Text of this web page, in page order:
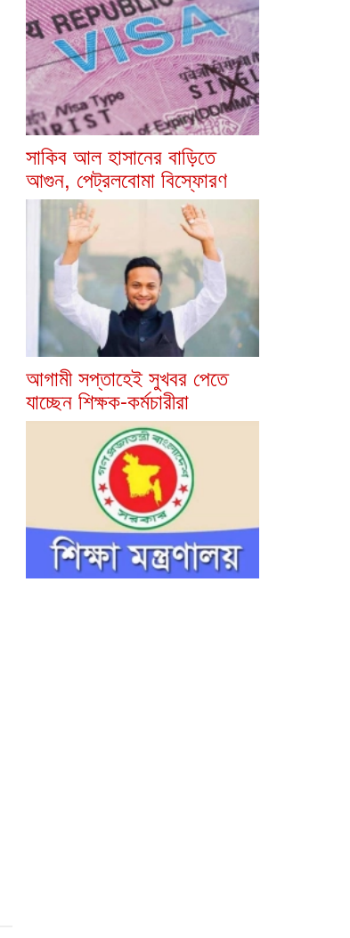
সাকিব আল হাসানের বাড়িতে
আগুন, পেট্রলবোমা বিস্ফোরণ
আগামী সপ্তাহেই সুখবর পেতে
যাচ্ছেন শিক্ষক-কর্মচারীরা